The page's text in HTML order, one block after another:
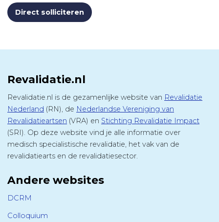
Direct solliciteren (opent in nieuw tabblad)
Revalidatie.nl
Revalidatie.nl is de gezamenlijke website van Revalidatie
Nederland (RN), de Nederlandse Vereniging van
Revalidatieartsen (VRA) en Stichting Revalidatie Impact
(SRI). Op deze website vind je alle informatie over
medisch specialistische revalidatie, het vak van de
revalidatiearts en de revalidatiesector.
Andere websites
DCRM
Colloquium